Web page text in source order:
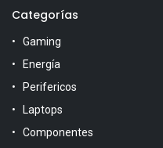
Categorías
Gaming
Energía
Perifericos
Laptops
Componentes